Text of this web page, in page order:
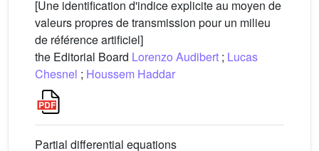
[Une identification d'indice explicite au moyen de
valeurs propres de transmission pour un milieu
de référence artificiel]
the Editorial Board Lorenzo Audibert ; Lucas
Chesnel ; Houssem Haddar
Partial differential equations